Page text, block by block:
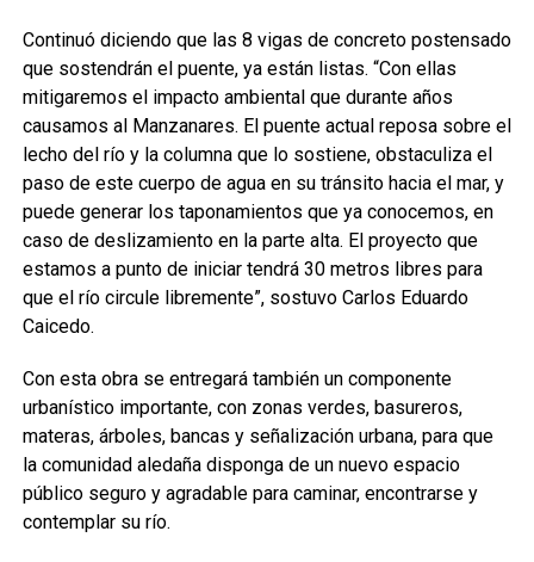
Continuó diciendo que las 8 vigas de concreto postensado
que sostendrán el puente, ya están listas. “Con ellas
mitigaremos el impacto ambiental que durante años
causamos al Manzanares. El puente actual reposa sobre el
lecho del río y la columna que lo sostiene, obstaculiza el
paso de este cuerpo de agua en su tránsito hacia el mar, y
puede generar los taponamientos que ya conocemos, en
caso de deslizamiento en la parte alta. El proyecto que
estamos a punto de iniciar tendrá 30 metros libres para
que el río circule libremente”, sostuvo Carlos Eduardo
Caicedo.
Con esta obra se entregará también un componente
urbanístico importante, con zonas verdes, basureros,
materas, árboles, bancas y señalización urbana, para que
la comunidad aledaña disponga de un nuevo espacio
público seguro y agradable para caminar, encontrarse y
contemplar su río.